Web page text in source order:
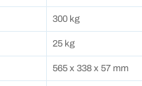
300 kg
25 kg
565 x 338 x 57 mm